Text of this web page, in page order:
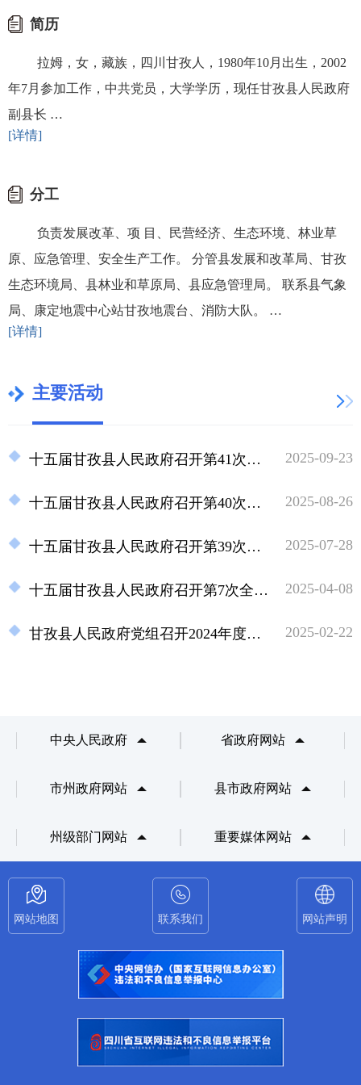
简历
拉姆，女，藏族，四川甘孜人，1980年10月出生，2002
年7月参加工作，中共党员，大学学历，现任甘孜县人民政府
副县长 …
[详情]
分工
负责发展改革、项 目、民营经济、生态环境、林业草
原、应急管理、安全生产工作。 分管县发展和改革局、甘孜
生态环境局、县林业和草原局、县应急管理局。 联系县气象
局、康定地震中心站甘孜地震台、消防大队。 …
[详情]
主要活动
十五届甘孜县人民政府召开第41次常务会议 2025-09-23
十五届甘孜县人民政府召开第40次常务会议 2025-08-26
十五届甘孜县人民政府召开第39次常务会议 2025-07-28
十五届甘孜县人民政府召开第7次全体会议 2025-04-08
甘孜县人民政府党组召开2024年度民主生活会 2025-02-22
中央人民政府 省政府网站
市州政府网站 县市政府网站
州级部门网站 重要媒体网站
网站地图 联系我们 网站声明